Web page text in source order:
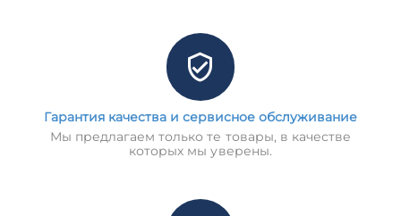
Гарантия качества и сервисное обслуживание
Мы предлагаем только те товары, в качестве
которых мы уверены.